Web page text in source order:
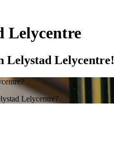
Lelycentre
Lelystad Lelycentre!
Lelycentre?